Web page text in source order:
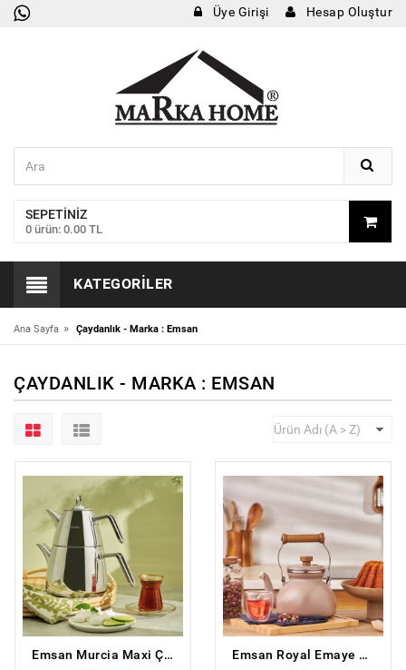
Üye Girişi Hesap Oluştur
SEPETINIZ
0 ürün: 0.00 TL
KATEGORILER
Ana Sayfa » Çaydanlık - Marka : Emsan
ÇAYDANLIK - MARKA : EMSAN
Emsan Murcia Maxi Çaydanlık Takımı Emsan Royal Emaye Demlik Vizon